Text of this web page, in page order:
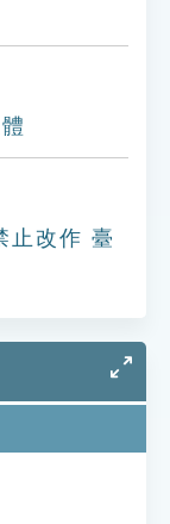
止改作 臺